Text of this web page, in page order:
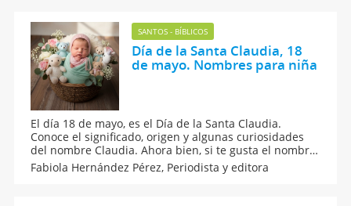
SANTOS - BÍBLICOS
Día de la Santa Claudia, 18
de mayo. Nombres para niña
El día 18 de mayo, es el Día de la Santa Claudia.
Conoce el significado, origen y algunas curiosidades
del nombre Claudia. Ahora bien, si te gusta el nombre
pero aún no te decides por él, he mos hecho una lista
con nombres combinados con Claudia y otros más que
Fabiola Hernández Pérez, Periodista y editora